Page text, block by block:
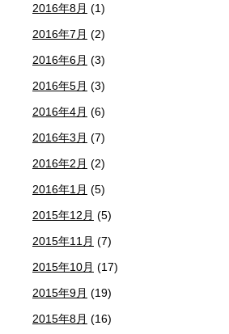
2016年8月 (1)
2016年7月 (2)
2016年6月 (3)
2016年5月 (3)
2016年4月 (6)
2016年3月 (7)
2016年2月 (2)
2016年1月 (5)
2015年12月 (5)
2015年11月 (7)
2015年10月 (17)
2015年9月 (19)
2015年8月 (16)